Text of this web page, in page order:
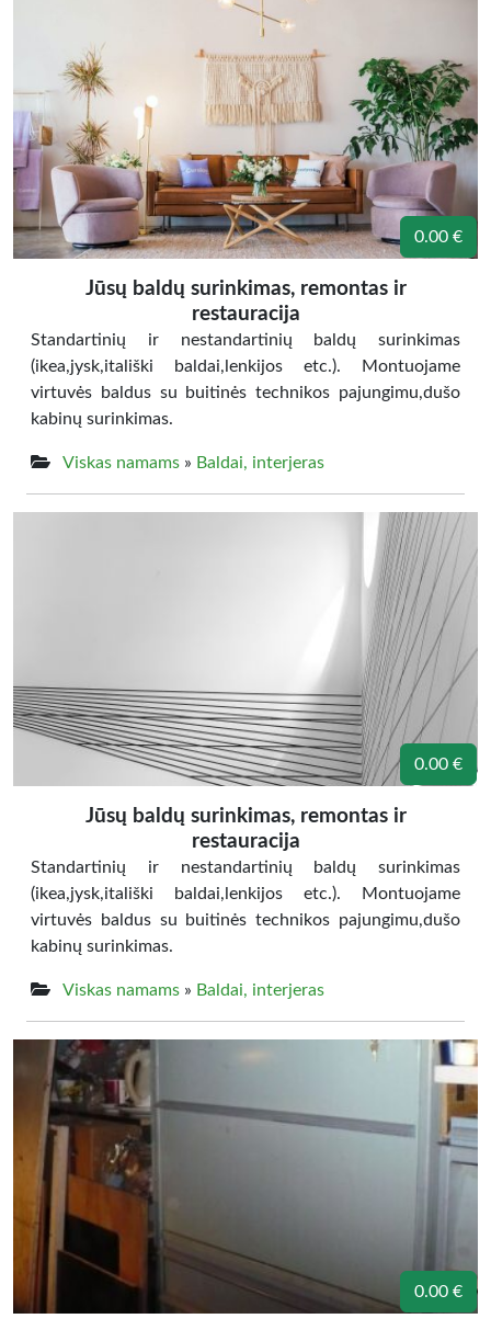
0.00 €
Jūsų baldų surinkimas, remontas ir
restauracija
Standartinių ir nestandartinių baldų surinkimas
(ikea,jysk,itališki baldai,lenkijos etc.). Montuojame
virtuvės baldus su buitinės technikos pajungimu,dušo
kabinų surinkimas.
Viskas namams » Baldai, interjeras
0.00 €
Jūsų baldų surinkimas, remontas ir
restauracija
Standartinių ir nestandartinių baldų surinkimas
(ikea,jysk,itališki baldai,lenkijos etc.). Montuojame
virtuvės baldus su buitinės technikos pajungimu,dušo
kabinų surinkimas.
Viskas namams » Baldai, interjeras
0.00 €